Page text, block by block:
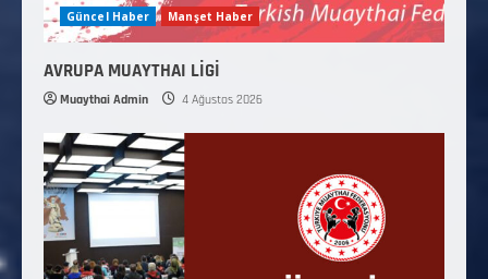
Güncel Haber Manşet Haber
AVRUPA MUAYTHAI LİGİ
Muaythai Admin 4 Ağustos 2026